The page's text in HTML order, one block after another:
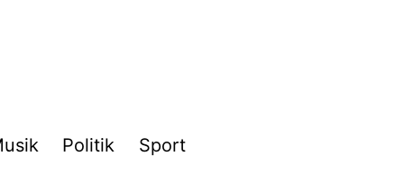
Politik Sport